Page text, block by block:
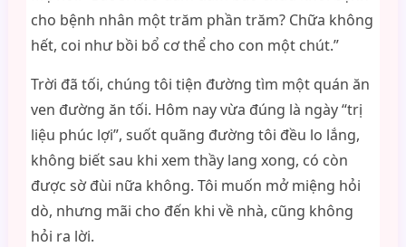
cho bệnh nhân một trăm phần trăm? Chữa không
hết, coi như bồi bổ cơ thể cho con một chút.”
Trời đã tối, chúng tôi tiện đường tìm một quán ăn
ven đường ăn tối. Hôm nay vừa đúng là ngày “trị
liệu phúc lợi”, suốt quãng đường tôi đều lo lắng,
không biết sau khi xem thầy lang xong, có còn
được sờ đùi nữa không. Tôi muốn mở miệng hỏi
dò, nhưng mãi cho đến khi về nhà, cũng không
hỏi ra lời.